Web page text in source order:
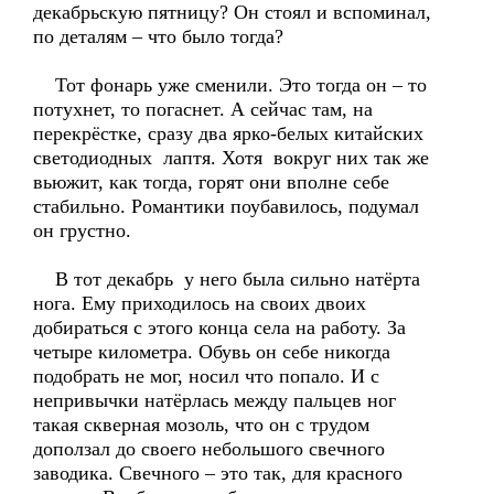
декабрьскую пятницу? Он стоял и вспоминал,
по деталям – что было тогда?
Тот фонарь уже сменили. Это тогда он – то
потухнет, то погаснет. А сейчас там, на
перекрёстке, сразу два ярко-белых китайских
светодиодных лаптя. Хотя вокруг них так же
вьюжит, как тогда, горят они вполне себе
стабильно. Романтики поубавилось, подумал
он грустно.
В тот декабрь у него была сильно натёрта
нога. Ему приходилось на своих двоих
добираться с этого конца села на работу. За
четыре километра. Обувь он себе никогда
подобрать не мог, носил что попало. И с
непривычки натёрлась между пальцев ног
такая скверная мозоль, что он с трудом
доползал до своего небольшого свечного
заводика. Свечного – это так, для красного